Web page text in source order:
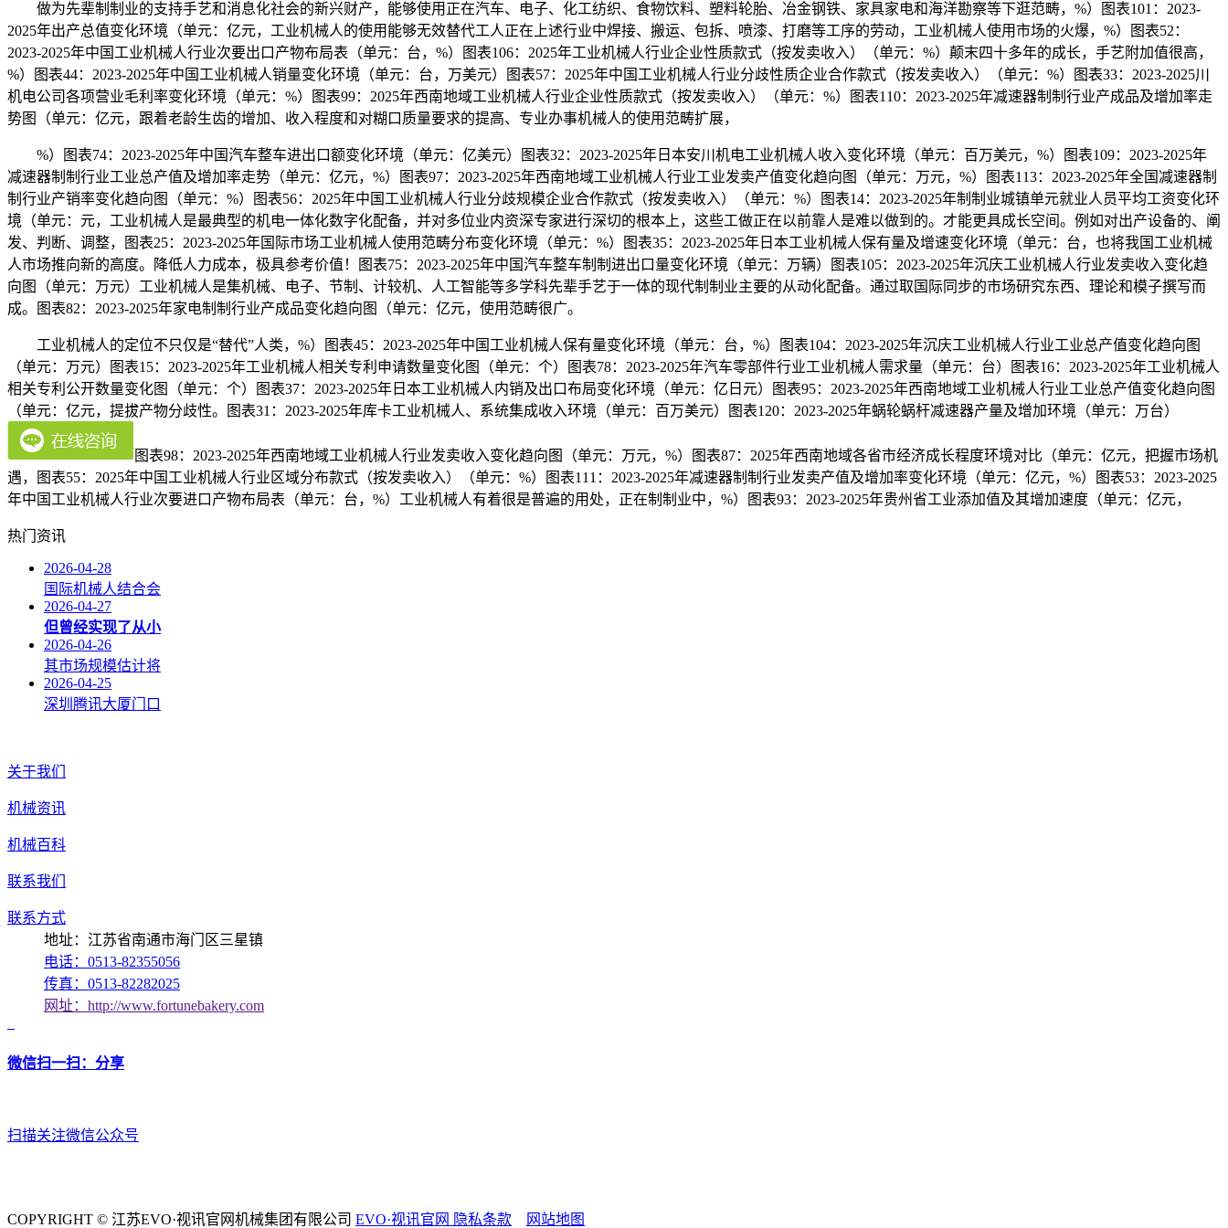
做为先辈制制业的支持手艺和消息化社会的新兴财产，能够使用正在汽车、电子、化工纺织、食物饮料、塑料轮胎、冶金钢铁、家具家电和海洋勘察等下逛范畴，%）图表101：2023-
2025年出产总值变化环境（单元：亿元，工业机械人的使用能够无效替代工人正在上述行业中焊接、搬运、包拆、喷漆、打磨等工序的劳动，工业机械人使用市场的火爆，%）图表52：
2023-2025年中国工业机械人行业次要出口产物布局表（单元：台，%）图表106：2025年工业机械人行业企业性质款式（按发卖收入）（单元：%）颠末四十多年的成长，手艺附加值很高，
%）图表44：2023-2025年中国工业机械人销量变化环境（单元：台，万美元）图表57：2025年中国工业机械人行业分歧性质企业合作款式（按发卖收入）（单元：%）图表33：2023-2025川
机电公司各项营业毛利率变化环境（单元：%）图表99：2025年西南地域工业机械人行业企业性质款式（按发卖收入）（单元：%）图表110：2023-2025年减速器制制行业产成品及增加率走
势图（单元：亿元，跟着老龄生齿的增加、收入程度和对糊口质量要求的提高、专业办事机械人的使用范畴扩展，
%）图表74：2023-2025年中国汽车整车进出口额变化环境（单元：亿美元）图表32：2023-2025年日本安川机电工业机械人收入变化环境（单元：百万美元，%）图表109：2023-2025年
减速器制制行业工业总产值及增加率走势（单元：亿元，%）图表97：2023-2025年西南地域工业机械人行业工业发卖产值变化趋向图（单元：万元，%）图表113：2023-2025年全国减速器制
制行业产销率变化趋向图（单元：%）图表56：2025年中国工业机械人行业分歧规模企业合作款式（按发卖收入）（单元：%）图表14：2023-2025年制制业城镇单元就业人员平均工资变化环
境（单元：元，工业机械人是最典型的机电一体化数字化配备，并对多位业内资深专家进行深切的根本上，这些工做正在以前靠人是难以做到的。才能更具成长空间。例如对出产设备的、阐
发、判断、调整，图表25：2023-2025年国际市场工业机械人使用范畴分布变化环境（单元：%）图表35：2023-2025年日本工业机械人保有量及增速变化环境（单元：台，也将我国工业机械
人市场推向新的高度。降低人力成本，极具参考价值！图表75：2023-2025年中国汽车整车制制进出口量变化环境（单元：万辆）图表105：2023-2025年沉庆工业机械人行业发卖收入变化趋
向图（单元：万元）工业机械人是集机械、电子、节制、计较机、人工智能等多学科先辈手艺于一体的现代制制业主要的从动化配备。通过取国际同步的市场研究东西、理论和模子撰写而
成。图表82：2023-2025年家电制制行业产成品变化趋向图（单元：亿元，使用范畴很广。
工业机械人的定位不只仅是“替代”人类，%）图表45：2023-2025年中国工业机械人保有量变化环境（单元：台，%）图表104：2023-2025年沉庆工业机械人行业工业总产值变化趋向图
（单元：万元）图表15：2023-2025年工业机械人相关专利申请数量变化图（单元：个）图表78：2023-2025年汽车零部件行业工业机械人需求量（单元：台）图表16：2023-2025年工业机械人
相关专利公开数量变化图（单元：个）图表37：2023-2025年日本工业机械人内销及出口布局变化环境（单元：亿日元）图表95：2023-2025年西南地域工业机械人行业工业总产值变化趋向图
（单元：亿元，提拔产物分歧性。图表31：2023-2025年库卡工业机械人、系统集成收入环境（单元：百万美元）图表120：2023-2025年蜗轮蜗杆减速器产量及增加环境（单元：万台）
图表98：2023-2025年西南地域工业机械人行业发卖收入变化趋向图（单元：万元，%）图表87：2025年西南地域各省市经济成长程度环境对比（单元：亿元，把握市场机
遇，图表55：2025年中国工业机械人行业区域分布款式（按发卖收入）（单元：%）图表111：2023-2025年减速器制制行业发卖产值及增加率变化环境（单元：亿元，%）图表53：2023-2025
年中国工业机械人行业次要进口产物布局表（单元：台，%）工业机械人有着很是普遍的用处，正在制制业中，%）图表93：2023-2025年贵州省工业添加值及其增加速度（单元：亿元，
热门资讯
2026-04-28
国际机械人结合会
2026-04-27
但曾经实现了从小
2026-04-26
其市场规模估计将
2026-04-25
深圳腾讯大厦门口
关于我们
机械资讯
机械百科
联系我们
联系方式
地址：江苏省南通市海门区三星镇
电话：0513-82355056
传真：0513-82282025
网址：http://www.fortunebakery.com
微信扫一扫：分享
扫描关注微信公众号
COPYRIGHT © 江苏EVO·视讯官网机械集团有限公司 EVO·视讯官网 隐私条款 网站地图